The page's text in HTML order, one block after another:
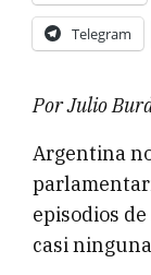
Telegram
Por Julio
Argentina
episodios
casi